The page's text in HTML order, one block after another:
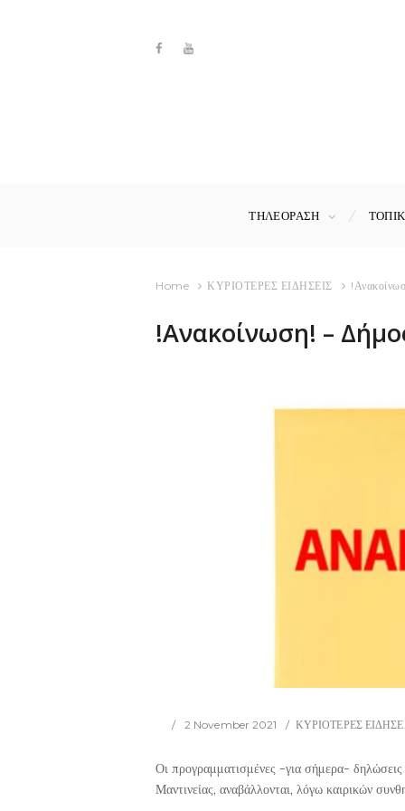
ΤΗΛΕΟΡΑΣΗ
Home ΚΥΡΙΟΤΕΡΕΣ ΕΙΔΗΣΕΙΣ
!Ανακοίνωση! –
2 November 2021 ΚΥΡΙΟΤΕΡΕΣ
Οι προγραμματισμένες -για σήμερα-
Μαντινείας, αναβάλλονται, λόγω καιρικών